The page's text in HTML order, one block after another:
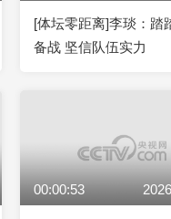
[体坛零距离]李琰：踏
备战 坚信队伍实力
00:00:53